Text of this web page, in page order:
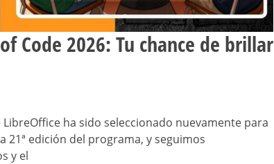
Code 2026: Tu chance de brillar
ha sido seleccionado nuevamente para
21ª edición del programa, y seguimos
y el